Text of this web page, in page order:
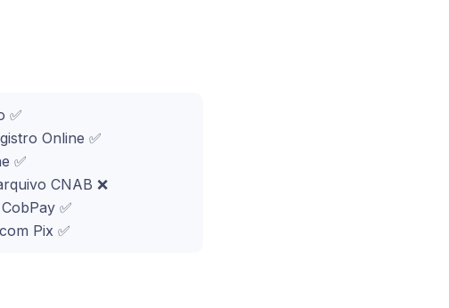
✅
Online ✅
✅
CNAB ❌
✅
Pix ✅